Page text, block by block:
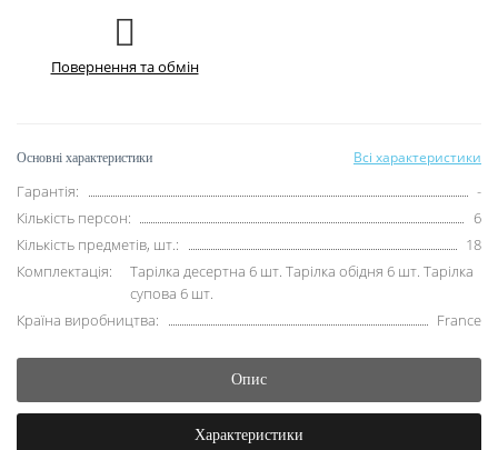
Повернення та обмін
Основні характеристики Всі характеристики
Гарантія:
-
Кількість персон:
6
Кількість предметів, шт.:
18
Комплектація:
Тарілка десертна 6 шт. Тарілка обідня 6 шт. Тарілка
супова 6 шт.
Країна виробництва:
France
Опис
Характеристики